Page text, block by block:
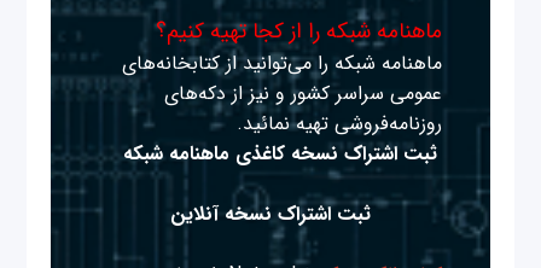
ماهنامه شبکه را از کجا تهیه کنیم؟
ماهنامه شبکه را می‌توانید از کتابخانه‌های
عمومی سراسر کشور و نیز از دکه‌های
روزنامه‌فروشی تهیه نمائید.
ثبت اشتراک نسخه کاغذی ماهنامه شبکه
ثبت اشتراک نسخه آنلاین